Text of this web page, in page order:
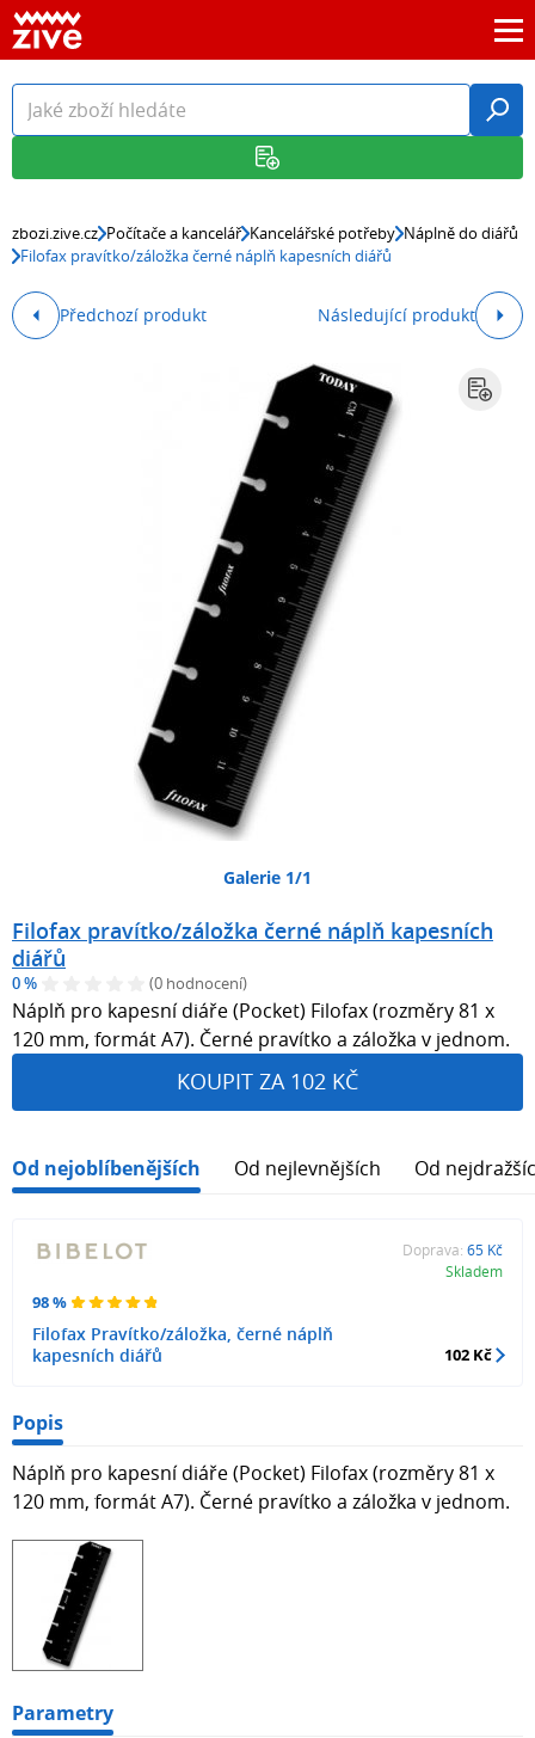
zbozi.zive.cz Počítače a kancelář Kancelářské potřeby Náplně do diářů
Filofax pravítko/záložka černé náplň kapesních diářů
Předchozí produkt Následující produkt
Galerie 1/1
Filofax pravítko/záložka černé náplň kapesních
diářů
0 % (0 hodnocení)
Náplň pro kapesní diáře (Pocket) Filofax (rozměry 81 x
120 mm, formát A7). Černé pravítko a záložka v jednom.
KOUPIT ZA 102 KČ
Od nejoblíbenějších Od nejlevnějších Od
98 %
Filofax Pravítko/záložka, černé náplň
kapesních diářů
Doprava: 65 Kč
Skladem
102 Kč
Popis
Náplň pro kapesní diáře (Pocket) Filofax (rozměry 81 x
120 mm, formát A7). Černé pravítko a záložka v jednom.
Parametry